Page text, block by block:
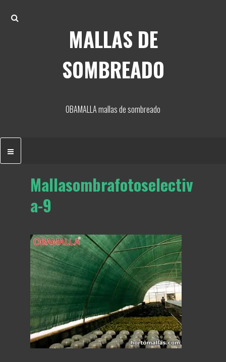
MALLAS DE
SOMBREADO
OBAMALLA mallas de sombreado
Mallasombrafotoselectiv
a-9